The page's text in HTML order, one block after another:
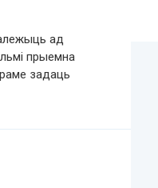
ад
прыемна
задаць